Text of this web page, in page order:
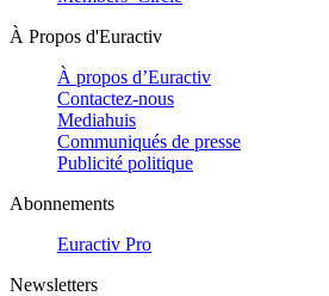
À Propos d'Euractiv
À propos d’Euractiv
Contactez-nous
Mediahuis
Communiqués de presse
Publicité politique
Abonnements
Euractiv Pro
Newsletters